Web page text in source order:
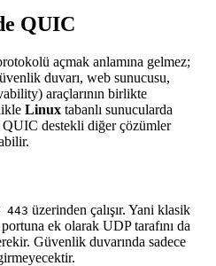
QUIC
açmak anlamına gelmez;
duvarı, web sunucusu,
araçlarının birlikte
Linux tabanlı sunucularda
destekli diğer çözümler
443 üzerinden çalışır. Yani klasik
portuna ek olarak UDP tarafını da
Güvenlik duvarında sadece